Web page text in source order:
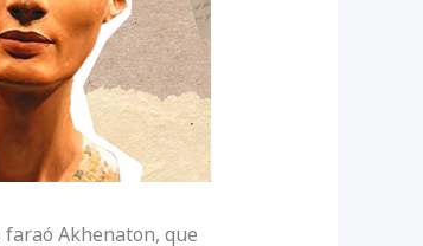
faraó Akhenaton, que